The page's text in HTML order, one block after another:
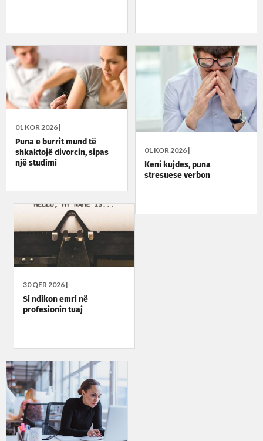
01 KOR 2026 |
Keni kujdes, puna
stresuese verbon
01 KOR 2026 |
Puna e burrit mund të
shkaktojë divorcin, sipas
një studimi
30 QER 2026 |
Si ndikon emri në
profesionin tuaj